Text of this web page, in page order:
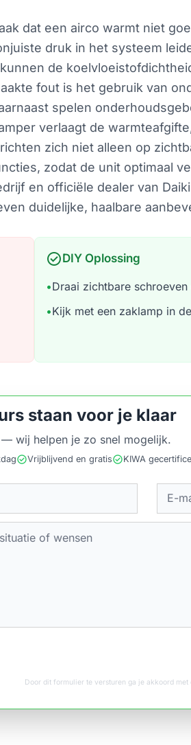
dat een airco warmt niet
druk in het systeem
de
fout is het gebruik van
spelen
verlaagt de
zich niet alleen op
zodat de unit optimaal
en officiële dealer van
duidelijke, haalbare
check_circleDIY Oplossing
•Draai zichtbare
•Kijk met een zaklamp in
staan voor je klaar
wij helpen je zo snel mogelijk.
check_circleVrijblijvend en gratischeck_circleKIWA
Door dit formulier te versturen ga je akkoord met